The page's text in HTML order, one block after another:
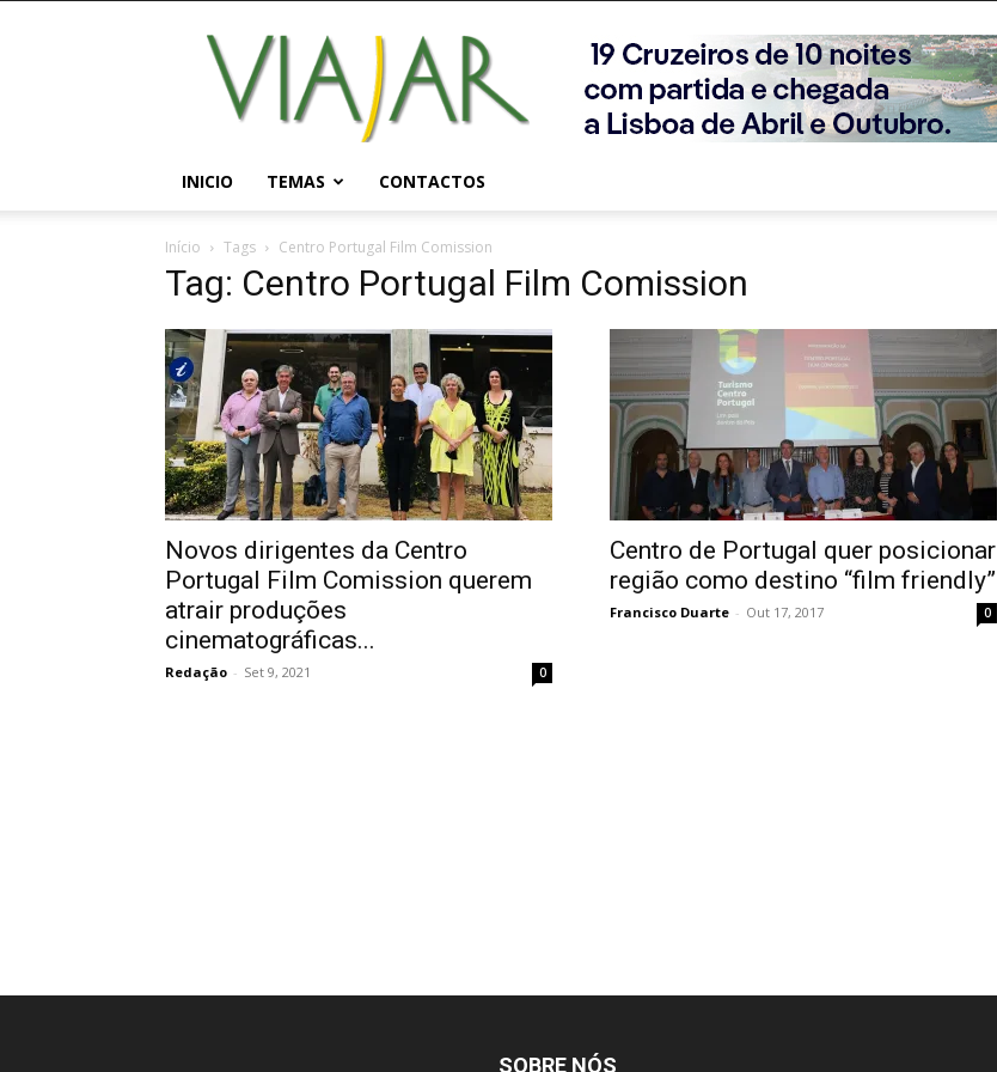
Viajar
Magazine
Online
INICIO TEMAS CONTACTOS
Início Tags Centro Portugal Film Comission
Tag: Centro Portugal Film Comission
Novos dirigentes da Centro
Portugal Film Comission querem
atrair produções
cinematográficas...
Redação - Set 9, 2021 0
Centro de Portugal quer posicionar
região como destino “film friendly”
Francisco Duarte - Out 17, 2017 0
SOBRE NÓS